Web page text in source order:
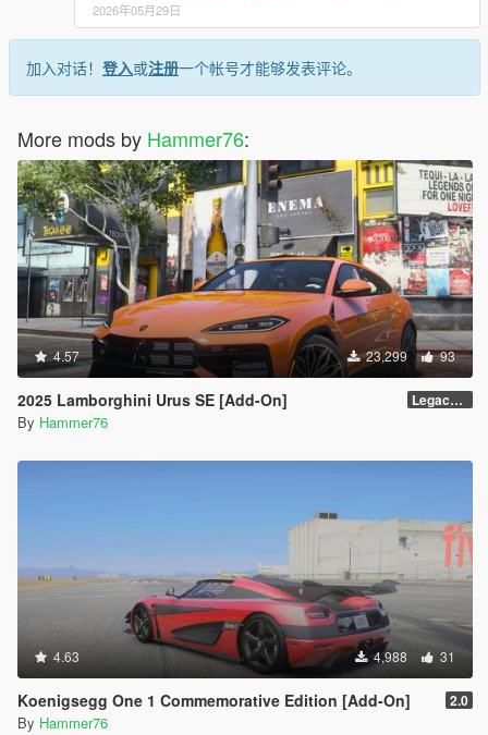
2026年05月29日
加入对话！ 登入或注册一个帐号才能够发表评论。
More mods by Hammer76:
4.57 23,299 93
2025 Lamborghini Urus SE [Add-On] Legacy / Enhanced Versions
By Hammer76
4.63 4,988 31
Koenigsegg One 1 Commemorative Edition [Add-On] 2.0
By Hammer76